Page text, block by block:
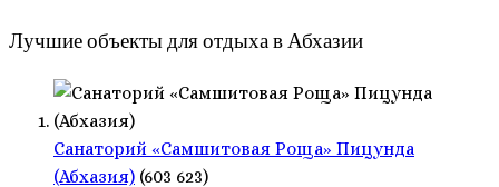
Лучшие объекты для отдыха в Абхазии
Санаторий «Самшитовая Роща» Пицунда
(Абхазия) (603 623)